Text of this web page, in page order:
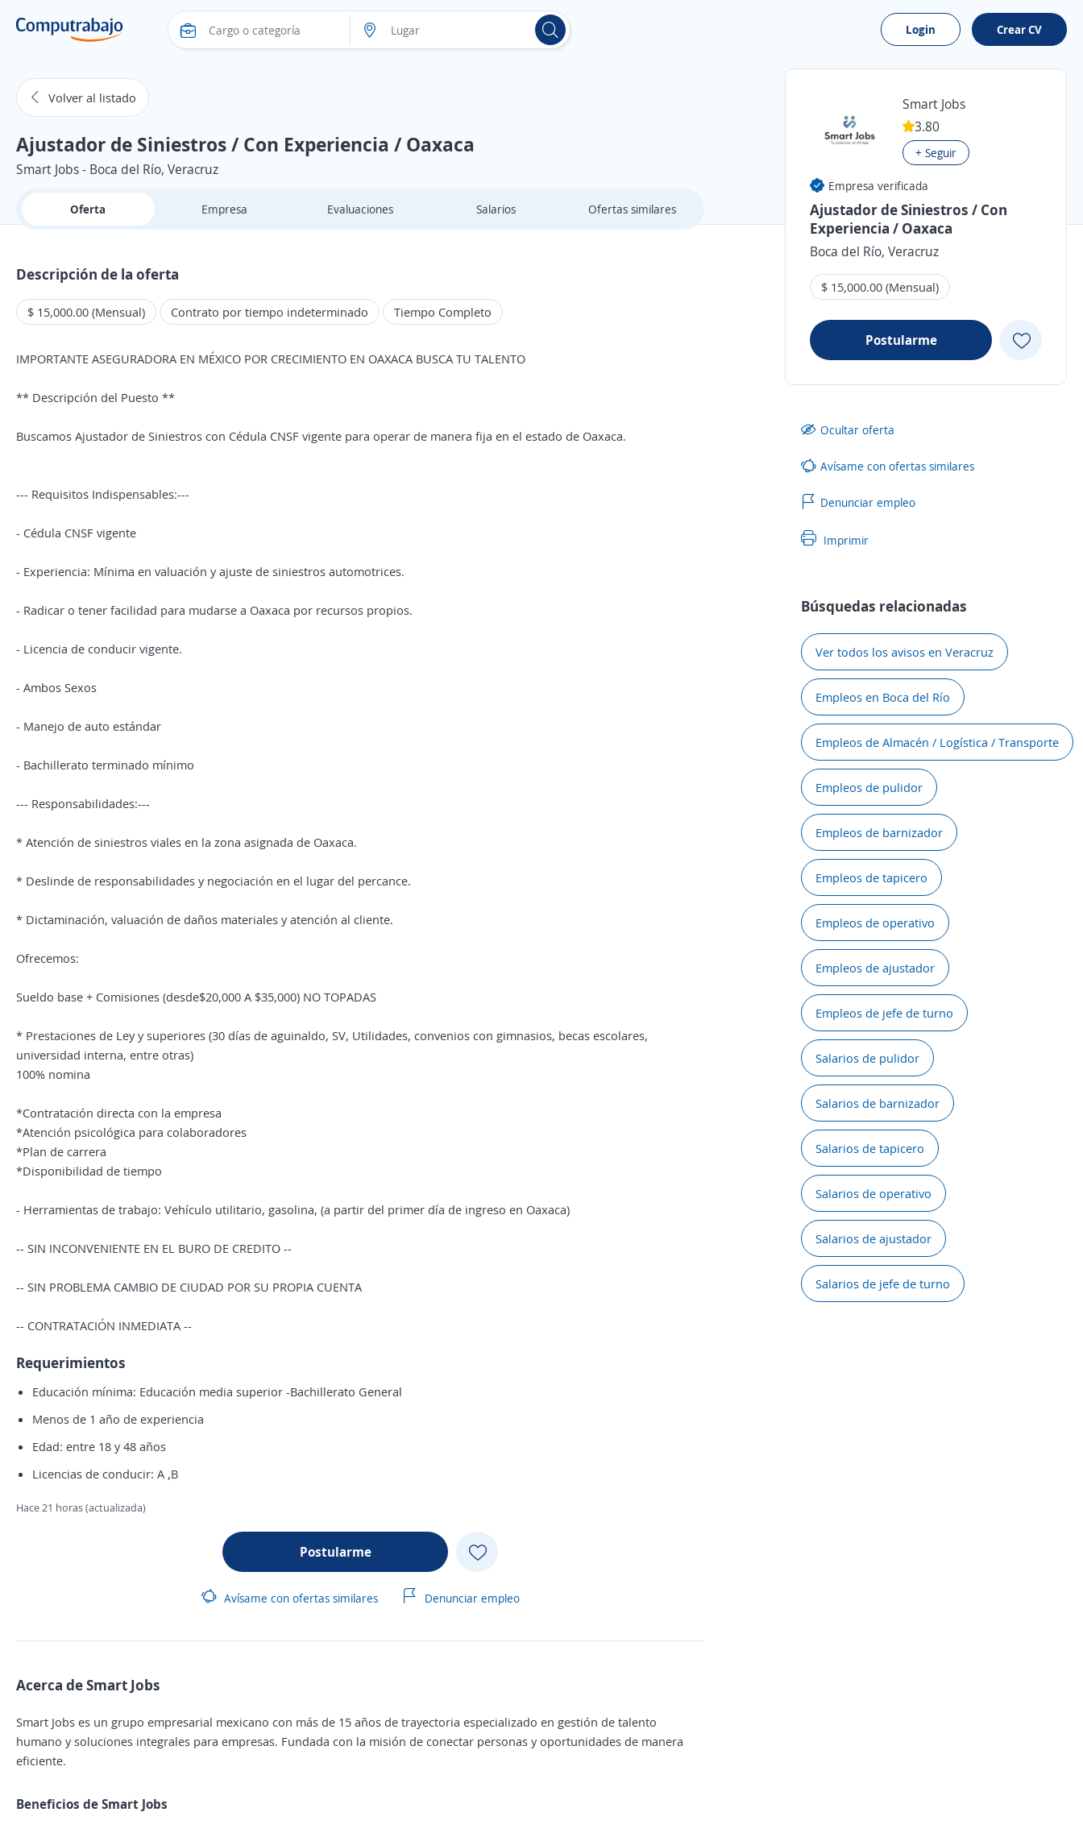
Login Crear CV
Volver al listado
Ajustador de Siniestros / Con Experiencia / Oaxaca
Smart Jobs - Boca del Río, Veracruz
Oferta Empresa Evaluaciones Salarios Ofertas similares
Descripción de la oferta
$ 15,000.00 (Mensual) Contrato por tiempo indeterminado Tiempo Completo
IMPORTANTE ASEGURADORA EN MÉXICO POR CRECIMIENTO EN OAXACA BUSCA TU TALENTO
** Descripción del Puesto **
Buscamos Ajustador de Siniestros con Cédula CNSF vigente para operar de manera fija en el estado de Oaxaca.
--- Requisitos Indispensables:---
- Cédula CNSF vigente
- Experiencia: Mínima en valuación y ajuste de siniestros automotrices.
- Radicar o tener facilidad para mudarse a Oaxaca por recursos propios.
- Licencia de conducir vigente.
- Ambos Sexos
- Manejo de auto estándar
- Bachillerato terminado mínimo
--- Responsabilidades:---
* Atención de siniestros viales en la zona asignada de Oaxaca.
* Deslinde de responsabilidades y negociación en el lugar del percance.
* Dictaminación, valuación de daños materiales y atención al cliente.
Ofrecemos:
Sueldo base + Comisiones (desde$20,000 A $35,000) NO TOPADAS
* Prestaciones de Ley y superiores (30 días de aguinaldo, SV, Utilidades, convenios con gimnasios, becas escolares,
universidad interna, entre otras)
100% nomina
*Contratación directa con la empresa
*Atención psicológica para colaboradores
*Plan de carrera
*Disponibilidad de tiempo
- Herramientas de trabajo: Vehículo utilitario, gasolina, (a partir del primer día de ingreso en Oaxaca)
-- SIN INCONVENIENTE EN EL BURO DE CREDITO --
-- SIN PROBLEMA CAMBIO DE CIUDAD POR SU PROPIA CUENTA
-- CONTRATACIÓN INMEDIATA --
Requerimientos
Educación mínima: Educación media superior -Bachillerato General
Menos de 1 año de experiencia
Edad: entre 18 y 48 años
Licencias de conducir: A ,B
Hace 21 horas (actualizada)
Postularme
Avísame con ofertas similares Denunciar empleo
Acerca de Smart Jobs
Smart Jobs es un grupo empresarial mexicano con más de 15 años de trayectoria especializado en gestión de talento
humano y soluciones integrales para empresas. Fundada con la misión de conectar personas y oportunidades de manera
eficiente.
Beneficios de Smart Jobs
Smart Jobs
3.80
+ Seguir
Empresa verificada
Ajustador de Siniestros / Con
Experiencia / Oaxaca
Boca del Río, Veracruz
$ 15,000.00 (Mensual)
Postularme
Ocultar oferta
Avísame con ofertas similares
Denunciar empleo
Imprimir
Búsquedas relacionadas
Ver todos los avisos en Veracruz
Empleos en Boca del Río
Empleos de Almacén / Logística / Transporte
Empleos de pulidor
Empleos de barnizador
Empleos de tapicero
Empleos de operativo
Empleos de ajustador
Empleos de jefe de turno
Salarios de pulidor
Salarios de barnizador
Salarios de tapicero
Salarios de operativo
Salarios de ajustador
Salarios de jefe de turno